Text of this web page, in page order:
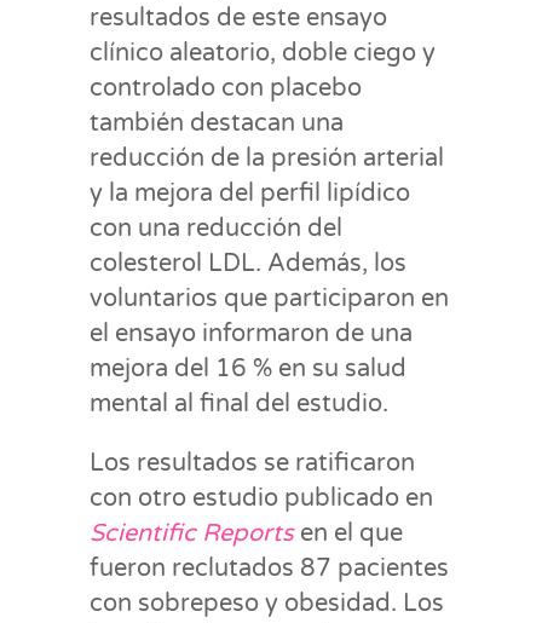
resultados de este ensayo
clínico aleatorio, doble ciego y
controlado con placebo
también destacan una
reducción de la presión arterial
y la mejora del perfil lipídico
con una reducción del
colesterol LDL. Además, los
voluntarios que participaron en
el ensayo informaron de una
mejora del 16 % en su salud
mental al final del estudio.
Los resultados se ratificaron
con otro estudio publicado en
Scientific Reportsen el que
fueron reclutados 87 pacientes
con sobrepeso y obesidad. Los